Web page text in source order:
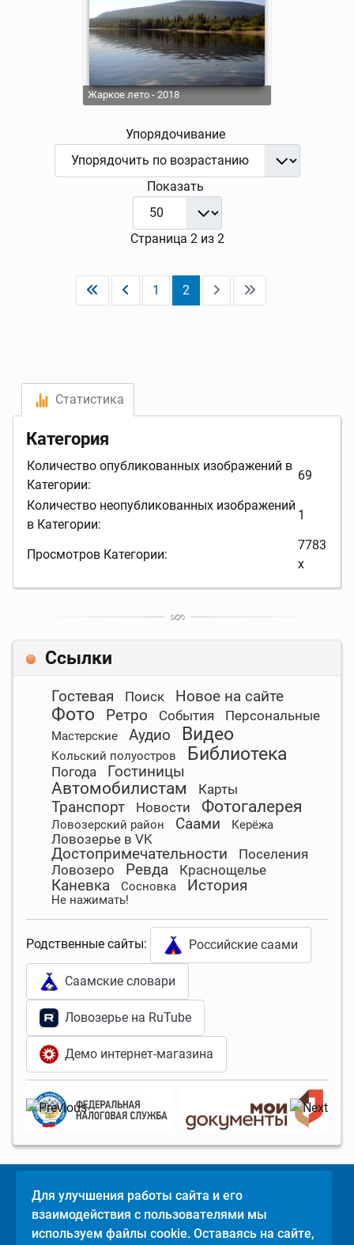
Жаркое лето - 2018
Упорядочивание
Показать
Страница 2 из 2
1 2
Статистика
Категория
Количество опубликованных изображений в
Категории:
69
Количество неопубликованных изображений
в Категории:
1
Просмотров Категории:
7783
x
Ссылки
Гостевая Поиск Новое на сайте
Фото Ретро События Персональные
Мастерские Аудио Видео
Кольский полуостров Библиотека
Погода Гостиницы
Автомобилистам Карты
Транспорт Новости Фотогалерея
Ловозерский район Саами Керёжа
Ловозерье в VK
Достопримечательности
Поселения
Ловозеро
Ревда Краснощелье
Каневка Сосновка История
Не нажимать!
Родственные сайты: Российские саами
Саамские словари
Ловозерье на RuTube
Демо интернет-магазина
Поделится
©
2011-2026
Для улучшения работы сайта и его
взаимодействия с пользователями мы
используем файлы cookie. Оставаясь на сайте,